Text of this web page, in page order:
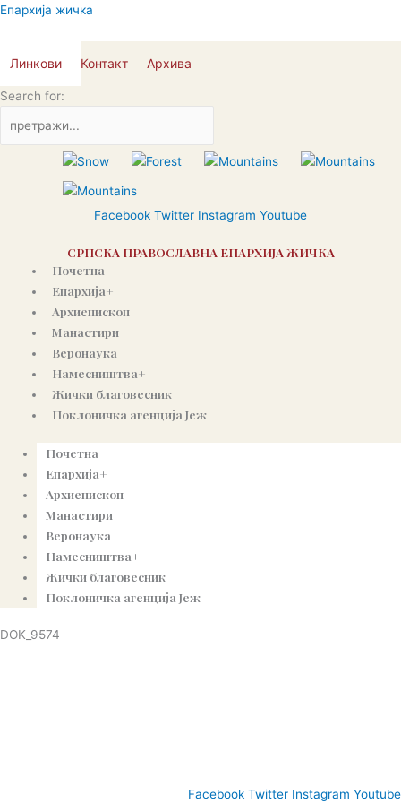
Пређи
Епархија жичка
Линкови Контакт Архива
Search for:
Facebook Twitter Instagram Youtube
СРПСКА ПРАВОСЛАВНА ЕПАРХИЈА ЖИЧКА
Почетна
Епархија+
Архиепископ
Манастири
Веронаука
Намесништва+
Жички благовесник
Поклоничка агенција Јеж
Почетна
Епархија+
Архиепископ
Манастири
Веронаука
Намесништва+
Жички благовесник
Поклоничка агенција Јеж
DOK_9574
Facebook Twitter Instagram Youtube